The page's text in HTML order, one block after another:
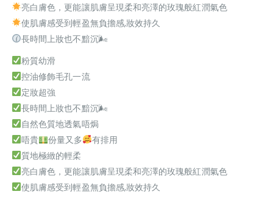
亮白膚色，更能讓肌膚呈現柔和亮澤的玫瑰般紅潤氣色
使肌膚感受到輕盈無負擔感,妝效持久
長時間上妝也不黯沉🌬
粉質幼滑
控油修飾毛孔一流
定妝超強
長時間上妝也不黯沉🌬
自然色質地透氣唔焗
唔貴
份量又多
有排用
質地極緻的輕柔
亮白膚色，更能讓肌膚呈現柔和亮澤的玫瑰般紅潤氣色
使肌膚感受到輕盈無負擔感,妝效持久